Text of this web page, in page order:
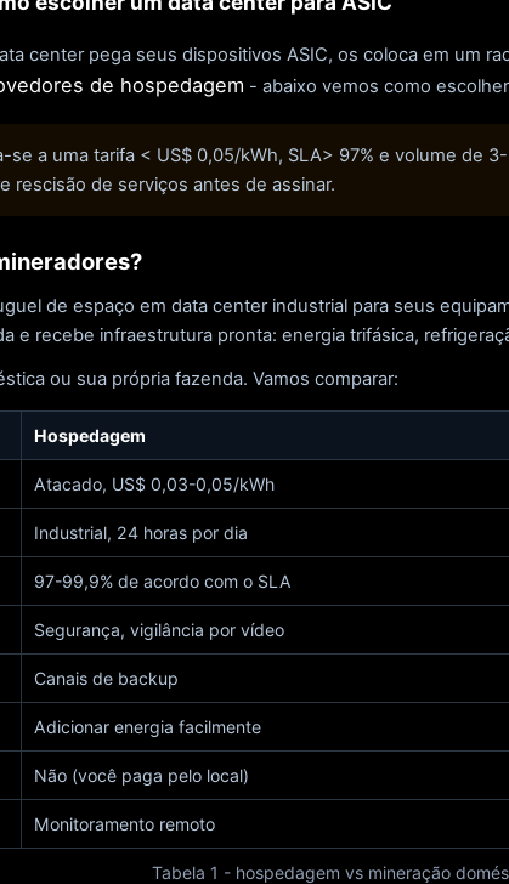
center pega seus dispositivos ASIC, os coloca em um
de hospedagem - abaixo vemos como
se a uma tarifa < US$ 0,05/kWh, SLA> 97% e volume de
rescisão de serviços antes de assinar.
de espaço em data center industrial para seus
e recebe infraestrutura pronta: energia trifásica,
ou sua própria fazenda. Vamos comparar:
Tabela 1 - hospedagem vs mineração
Hospedagem
Atacado, US$ 0,03-0,05/kWh
Industrial, 24 horas por dia
97-99,9% de acordo com o SLA
Segurança, vigilância por vídeo
Canais de backup
Adicionar energia facilmente
Não (você paga pelo local)
Monitoramento remoto